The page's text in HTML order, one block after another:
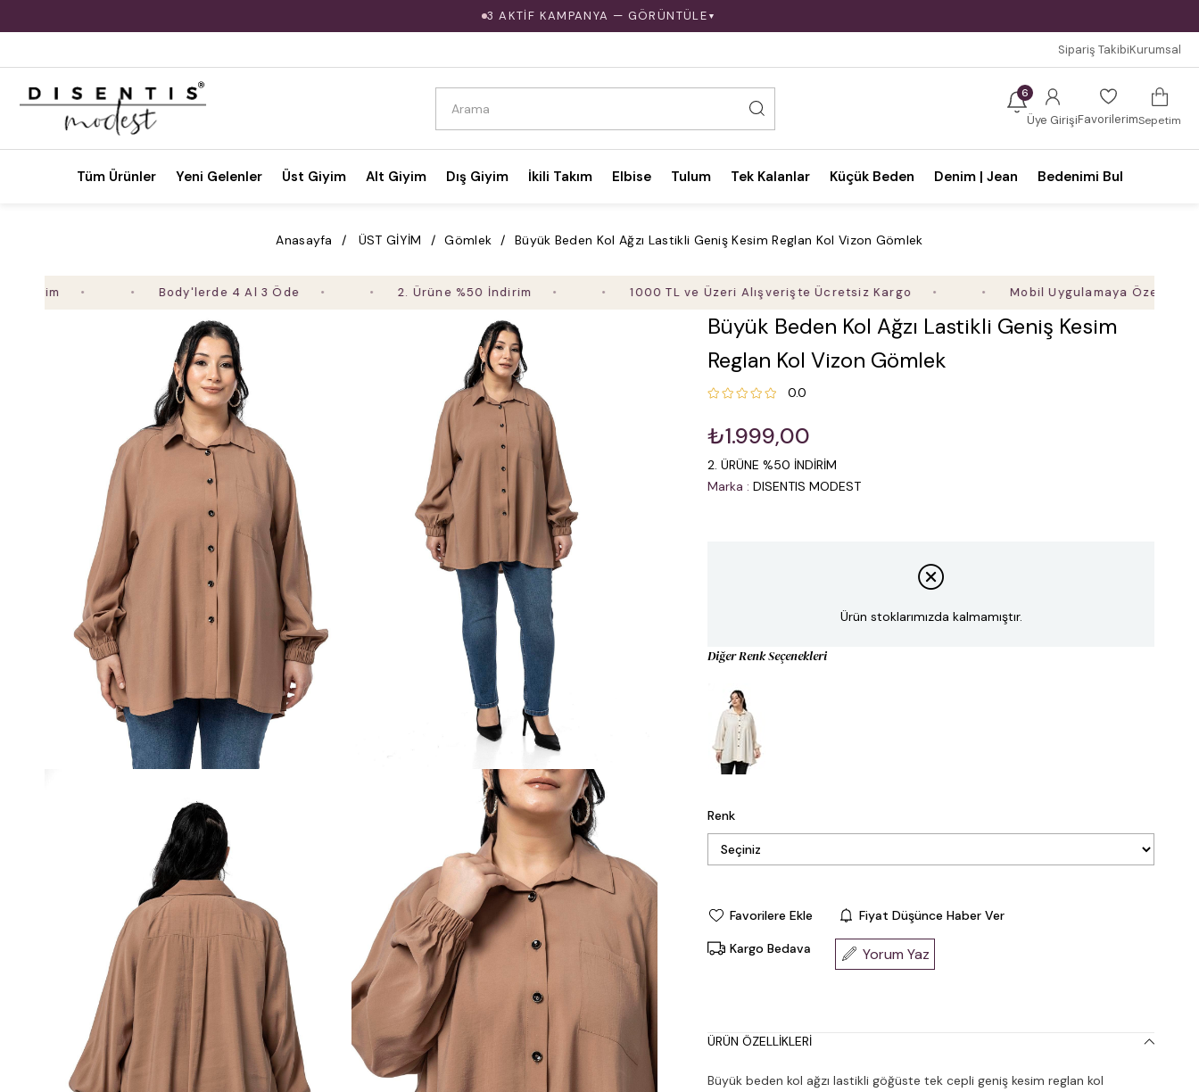
3 AKTİF KAMPANYA — GÖRÜNTÜLE ▼
Sipariş TakibiKurumsal
6
Üye GirişiFavorilerimSepetim
Tüm Ürünler Yeni Gelenler Üst Giyim Alt Giyim Dış Giyim İkili Takım Elbise Tulum Tek Kalanlar Küçük Beden Denim | Jean Bedenimi Bul
Anasayfa ÜST GİYİM Gömlek Büyük Beden Kol Ağzı Lastikli Geniş Kesim Reglan Kol Vizon Gömlek
Body'lerde 4 Al 3 Öde 2. Ürüne %50 İndirim 1000 TL ve Üzeri Alışverişte Ücretsiz Kargo Mobil Uygulamaya Özel Ek %5
Büyük Beden Kol Ağzı Lastikli Geniş Kesim
Reglan Kol Vizon Gömlek
0.0
₺1.999,00
2. ÜRÜNE %50 İNDİRİM
Marka : DISENTIS MODEST
Ürün stoklarımızda kalmamıştır.
Diğer Renk Seçenekleri
Renk
Favorilere Ekle Fiyat Düşünce Haber Ver
Kargo Bedava Yorum Yaz
ÜRÜN ÖZELLIKLERI
Büyük beden kol ağzı lastikli göğüste tek cepli geniş kesim reglan kol